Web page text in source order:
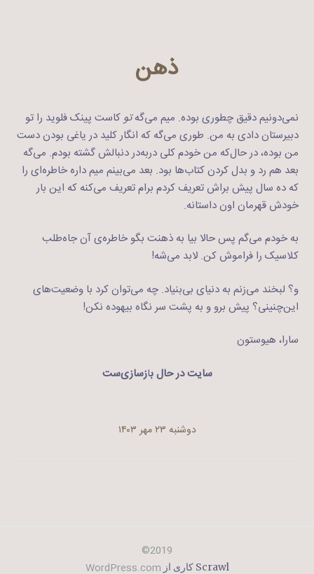
ذهن
نمی‌دونیم دقیق چطوری بوده. میم می‌گهتو کاست پینک فلوید را تو
دبیرستان دادی به من. طوری می‌گه که انگار کلید در یاغی بودن دست
من بوده،‌ در حال‌که من خودم کلی دربه‌در دنبالش گشته بودم. می‌گه
بعد هم رد و بدل کردن کتاب‌ها بود. بعد می‌بینم میم داره خاطره‌ای را
که ده سال پیش براش تعریف کردم برام تعریف می‌کنه که این بار
خودش قهرمان اون داستانه.
به خودم می‌گم پس حالا بیا به ذهنت بگو خاطره‌ی آن جاه‌طلب
کلاسیک را فراموش کن. لابد می‌شه!
و؟ لبخند می‌زنم به دنیای بی‌بنیاد. چه می‌توان کرد با وضعیت‌های
این‌چنینی؟ پیش برو و به پشت سر نگاه بیهوده نکن!
سارا، هیوستون
سایت در حال بازسازی‌ست
دوشنبه ۲۳ مهر ۱۴۰۳
2019©
Scrawl کاری از WordPress.com